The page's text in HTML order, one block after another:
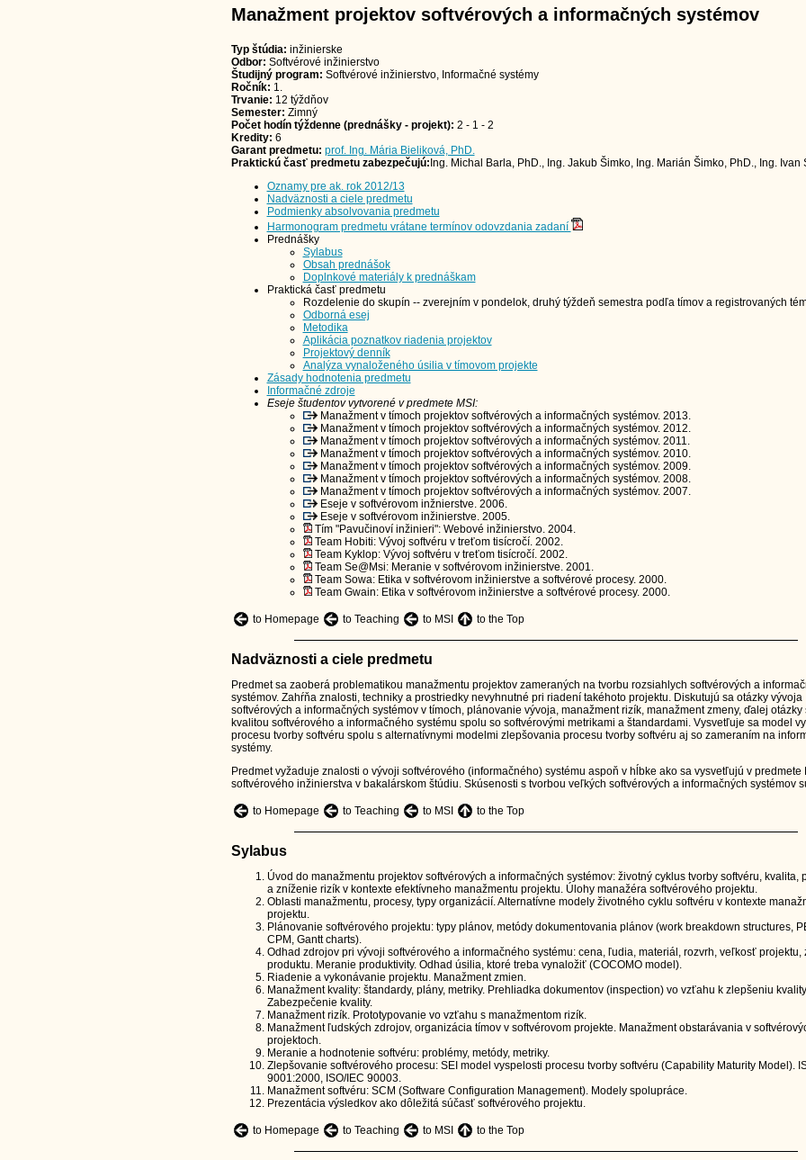
Manažment projektov softvérových a informačných systémov
Typ štúdia: inžinierske
Odbor: Softvérové inžinierstvo
Študijný program: Softvérové inžinierstvo, Informačné systémy
Ročník: 1.
Trvanie: 12 týždňov
Semester: Zimný
Počet hodín týždenne (prednášky - projekt): 2 - 1 - 2
Kredity: 6
Garant predmetu: prof. Ing. Mária Bieliková, PhD.
Praktickú časť predmetu zabezpečujú: Ing. Michal Barla, PhD., Ing. Jakub Šimko, Ing. Marián Šimko, PhD., Ing. Ivan
Oznamy pre ak. rok 2012/13
Nadväznosti a ciele predmetu
Podmienky absolvovania predmetu
Harmonogram predmetu vrátane termínov odovzdania zadaní
Prednášky
Sylabus
Obsah prednášok
Doplnkové materiály k prednáškam
Praktická časť predmetu
Rozdelenie do skupín -- zverejním v pondelok, druhý týždeň semestra podľa tímov a registrovaných
Odborná esej
Metodika
Aplikácia poznatkov riadenia projektov
Projektový denník
Analýza vynaloženého úsilia v tímovom projekte
Zásady hodnotenia predmetu
Informačné zdroje
Eseje študentov vytvorené v predmete MSI:
Manažment v tímoch projektov softvérových a informačných systémov. 2013.
Manažment v tímoch projektov softvérových a informačných systémov. 2012.
Manažment v tímoch projektov softvérových a informačných systémov. 2011.
Manažment v tímoch projektov softvérových a informačných systémov. 2010.
Manažment v tímoch projektov softvérových a informačných systémov. 2009.
Manažment v tímoch projektov softvérových a informačných systémov. 2008.
Manažment v tímoch projektov softvérových a informačných systémov. 2007.
Eseje v softvérovom inžnierstve. 2006.
Eseje v softvérovom inžinierstve. 2005.
Tím "Pavučinoví inžinieri": Webové inžinierstvo.2004.
Team Hobiti: Vývoj softvéru v treťom tisícročí.2002.
Team Kyklop: Vývoj softvéru v treťom tisícročí.2002.
Team Se@Msi: Meranie v softvérovom inžinierstve.2001.
Team Sowa: Etika v softvérovom inžinierstve a softvérové procesy.2000.
Team Gwain: Etika v softvérovom inžinierstve a softvérové procesy.2000.
to Homepage to Teaching to MSI to the Top
Nadväznosti a ciele predmetu
Predmet sa zaoberá problematikou manažmentu projektov zameraných na tvorbu rozsiahlych softvérových a
systémov. Zahŕňa znalosti, techniky a prostriedky nevyhnutné pri riadení takéhoto projektu. Diskutujú sa otázky vývoja
softvérových a informačných systémov v tímoch, plánovanie vývoja, manažment rizík, manažment zmeny, ďalej otázky
kvalitou softvérového a informačného systému spolu so softvérovými metrikami a štandardami. Vysvetľuje sa model
procesu tvorby softvéru spolu s alternatívnymi modelmi zlepšovania procesu tvorby softvéru aj so zameraním na
systémy.
Predmet vyžaduje znalosti o vývoji softvérového (informačného) systému aspoň v hĺbke ako sa vysvetľujú v predmete
softvérového inžinierstva v bakalárskom štúdiu. Skúsenosti s tvorbou veľkých softvérových a informačných systémov
to Homepage to Teaching to MSI to the Top
Sylabus
Úvod do manažmentu projektov softvérových a informačných systémov: životný cyklus tvorby softvéru, kvalita,
a zníženie rizík v kontexte efektívneho manažmentu projektu. Úlohy manažéra softvérového projektu.
Oblasti manažmentu, procesy, typy organizácií. Alternatívne modely životného cyklu softvéru v kontexte
projektu.
Plánovanie softvérového projektu: typy plánov, metódy dokumentovania plánov (work breakdown structures,
CPM, Gantt charts).
Odhad zdrojov pri vývoji softvérového a informačného systému: cena, ľudia, materiál, rozvrh, veľkosť projektu,
produktu. Meranie produktivity. Odhad úsilia, ktoré treba vynaložiť (COCOMO model).
Riadenie a vykonávanie projektu. Manažment zmien.
Manažment kvality: štandardy, plány, metriky. Prehliadka dokumentov (inspection) vo vzťahu k zlepšeniu
Zabezpečenie kvality.
Manažment rizík. Prototypovanie vo vzťahu s manažmentom rizík.
Manažment ľudských zdrojov, organizácia tímov v softvérovom projekte. Manažment obstarávania v
projektoch.
Meranie a hodnotenie softvéru: problémy, metódy, metriky.
Zlepšovanie softvérového procesu: SEI model vyspelosti procesu tvorby softvéru (Capability Maturity Model).
9001:2000, ISO/IEC 90003.
Manažment softvéru: SCM (Software Configuration Management). Modely spolupráce.
Prezentácia výsledkov ako dôležitá súčasť softvérového projektu.
to Homepage to Teaching to MSI to the Top